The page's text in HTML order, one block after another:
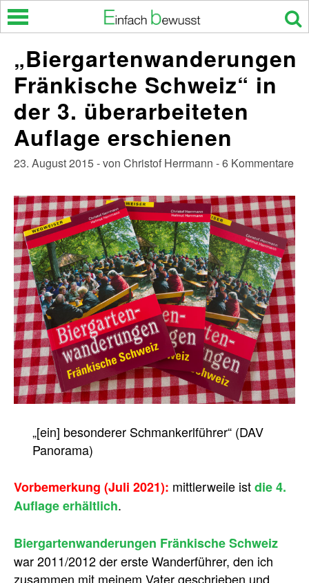
Skip
„Biergartenwanderungen
Fränkische Schweiz“ in
der 3. überarbeiteten
Auflage erschienen
23. August 2015 - von Christof Herrmann - 6 Kommentare
„[ein] besonderer Schmankerlführer“ (DAV
Panorama)
Vorbemerkung (Juli 2021): mittlerweile istdie 4.
Auflage erhältlich.
Biergartenwanderungen Fränkische Schweiz
war 2011/2012 der erste Wanderführer, den ich
zusammen mit meinem Vater geschrieben und